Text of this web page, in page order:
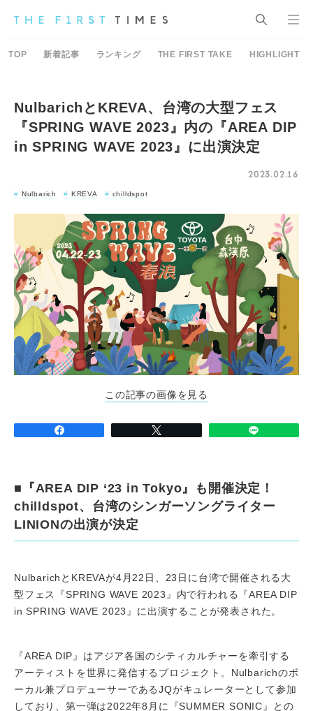
TOP 新着記事 ランキング THE FIRST TAKE HIGHLIGHT
NulbarichとKREVA、台湾の大型フェス
『SPRING WAVE 2023』内の『AREA DIP
in SPRING WAVE 2023』に出演決定
2023.02.16
Nulbarich KREVA chilldspot
この記事の画像を見る
■『AREA DIP ‘23 in Tokyo』も開催決定！
chilldspot、台湾のシンガーソングライター
LINIONの出演が決定
NulbarichとKREVAが4月22日、23日に台湾で開催される大
型フェス『SPRING WAVE 2023』内で行われる『AREA DIP
in SPRING WAVE 2023』に出演することが発表された。
『AREA DIP』はアジア各国のシティカルチャーを牽引する
アーティストを世界に発信するプロジェクト。Nulbarichのボ
ーカル兼プロデューサーであるJQがキュレーターとして参加
しており、第一弾は2022年8月に『SUMMER SONIC』との